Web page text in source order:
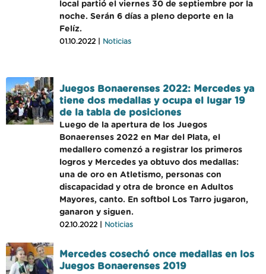
local partió el viernes 30 de septiembre por la
noche. Serán 6 días a pleno deporte en la
Felíz.
01.10.2022 | Noticias
Juegos Bonaerenses 2022: Mercedes ya
tiene dos medallas y ocupa el lugar 19
de la tabla de posiciones
Luego de la apertura de los Juegos
Bonaerenses 2022 en Mar del Plata, el
medallero comenzó a registrar los primeros
logros y Mercedes ya obtuvo dos medallas:
una de oro en Atletismo, personas con
discapacidad y otra de bronce en Adultos
Mayores, canto. En softbol Los Tarro jugaron,
ganaron y siguen.
02.10.2022 | Noticias
Mercedes cosechó once medallas en los
Juegos Bonaerenses 2019